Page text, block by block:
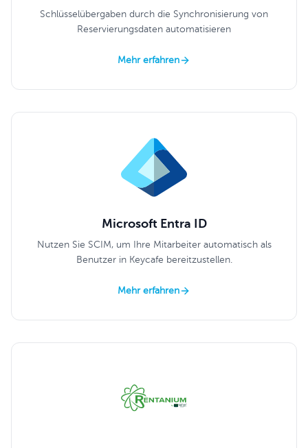
Schlüsselübergaben durch die Synchronisierung von
Reservierungsdaten automatisieren
Mehr erfahren
Microsoft Entra ID
Nutzen Sie SCIM, um Ihre Mitarbeiter automatisch als
Benutzer in Keycafe bereitzustellen.
Mehr erfahren